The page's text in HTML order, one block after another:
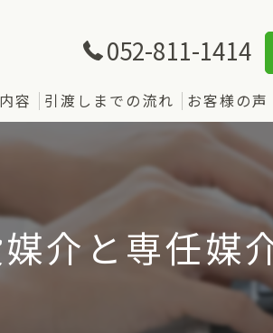
052-811-1414
容 引渡しまでの流れ お客様の声
介と専任媒